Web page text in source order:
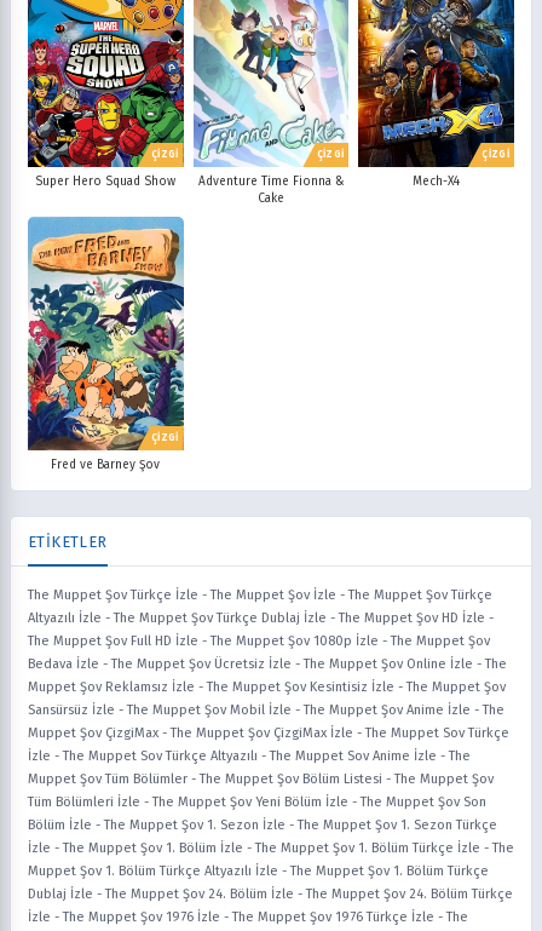
ÇİZGİ
Super Hero Squad Show
ÇİZGİ
Adventure Time Fionna &
Cake
ÇİZGİ
Mech-X4
ÇİZGİ
Fred ve Barney Şov
ETİKETLER
The Muppet Şov Türkçe İzle -The Muppet Şov İzle -The Muppet Şov Türkçe
Altyazılı İzle -The Muppet Şov Türkçe Dublaj İzle -The Muppet Şov HD İzle -
The Muppet Şov Full HD İzle -The Muppet Şov 1080p İzle -The Muppet Şov
Bedava İzle -The Muppet Şov Ücretsiz İzle -The Muppet Şov Online İzle -The
Muppet Şov Reklamsız İzle -The Muppet Şov Kesintisiz İzle -The Muppet Şov
Sansürsüz İzle -The Muppet Şov Mobil İzle -The Muppet Şov Anime İzle -The
Muppet Şov ÇizgiMax -The Muppet Şov ÇizgiMax İzle -The Muppet Sov Türkçe
İzle -The Muppet Sov Türkçe Altyazılı -The Muppet Sov Anime İzle -The
Muppet Şov Tüm Bölümler -The Muppet Şov Bölüm Listesi -The Muppet Şov
Tüm Bölümleri İzle -The Muppet Şov Yeni Bölüm İzle -The Muppet Şov Son
Bölüm İzle -The Muppet Şov 1. Sezon İzle -The Muppet Şov 1. Sezon Türkçe
İzle -The Muppet Şov 1. Bölüm İzle -The Muppet Şov 1. Bölüm Türkçe İzle -The
Muppet Şov 1. Bölüm Türkçe Altyazılı İzle -The Muppet Şov 1. Bölüm Türkçe
Dublaj İzle -The Muppet Şov 24. Bölüm İzle -The Muppet Şov 24. Bölüm Türkçe
İzle -The Muppet Şov 1976 İzle -The Muppet Şov 1976 Türkçe İzle -The